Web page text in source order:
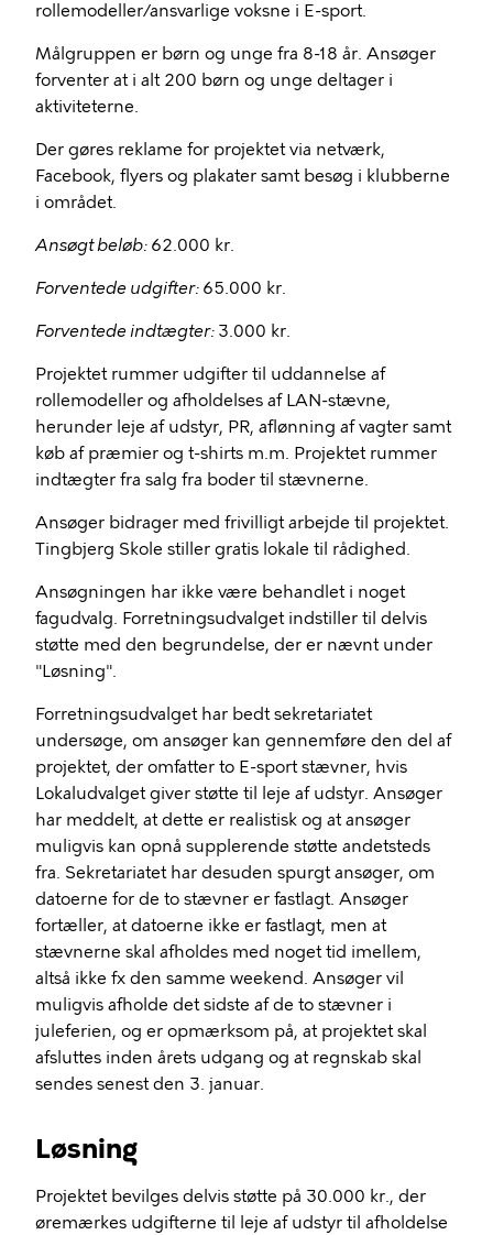
rollemodeller/ansvarlige voksne i E-sport.
Målgruppen er børn og unge fra 8-18 år. Ansøger
forventer at i alt 200 børn og unge deltager i
aktiviteterne.
Der gøres reklame for projektet via netværk,
Facebook, flyers og plakater samt besøg i klubberne
i området.
Ansøgt beløb: 62.000 kr.
Forventede udgifter: 65.000 kr.
Forventede indtægter: 3.000 kr.
Projektet rummer udgifter til uddannelse af
rollemodeller og afholdelses af LAN-stævne,
herunder leje af udstyr, PR, aflønning af vagter samt
køb af præmier og t-shirts m.m. Projektet rummer
indtægter fra salg fra boder til stævnerne.
Ansøger bidrager med frivilligt arbejde til projektet.
Tingbjerg Skole stiller gratis lokale til rådighed.
Ansøgningen har ikke være behandlet i noget
fagudvalg. Forretningsudvalget indstiller til delvis
støtte med den begrundelse, der er nævnt under
"Løsning".
Forretningsudvalget har bedt sekretariatet
undersøge, om ansøger kan gennemføre den del af
projektet, der omfatter to E-sport stævner, hvis
Lokaludvalget giver støtte til leje af udstyr. Ansøger
har meddelt, at dette er realistisk og at ansøger
muligvis kan opnå supplerende støtte andetsteds
fra. Sekretariatet har desuden spurgt ansøger, om
datoerne for de to stævner er fastlagt. Ansøger
fortæller, at datoerne ikke er fastlagt, men at
stævnerne skal afholdes med noget tid imellem,
altså ikke fx den samme weekend. Ansøger vil
muligvis afholde det sidste af de to stævner i
juleferien, og er opmærksom på, at projektet skal
afsluttes inden årets udgang og at regnskab skal
sendes senest den 3. januar.
Løsning
Projektet bevilges delvis støtte på 30.000 kr., der
øremærkes udgifterne til leje af udstyr til afholdelse